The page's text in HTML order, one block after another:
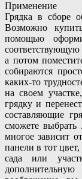
Применение
Грядка в сборе
Возможно
помощью
соответствующую
а потом
собираются
каких-то
на своем
грядку и
составляющие
сможете
многое зависит
панели в тот
сада или
дополнительную